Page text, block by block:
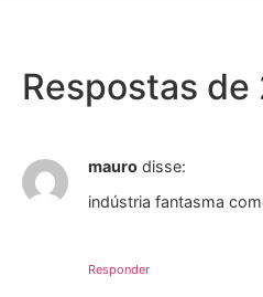
Respostas de
mauro disse:
indústria fantasma
Responder